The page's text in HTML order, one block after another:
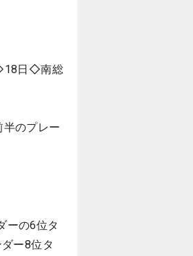
日◇南総
のプレー
ーの6位タ
ー8位タ